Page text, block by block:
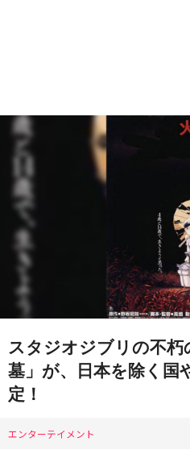
スタジオジブリの不朽
墓」が、日本を除く国
定！
エンターテイメント